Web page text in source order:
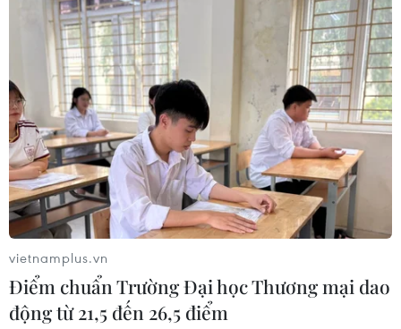
vietnamplus.vn
Điểm chuẩn Trường Đại học Thương mại dao
động từ 21,5 đến 26,5 điểm